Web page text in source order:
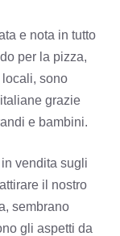
e nota in tutto
per la pizza,
sono
italiane grazie
e bambini.
vendita sugli
il nostro
sembrano
gli aspetti da